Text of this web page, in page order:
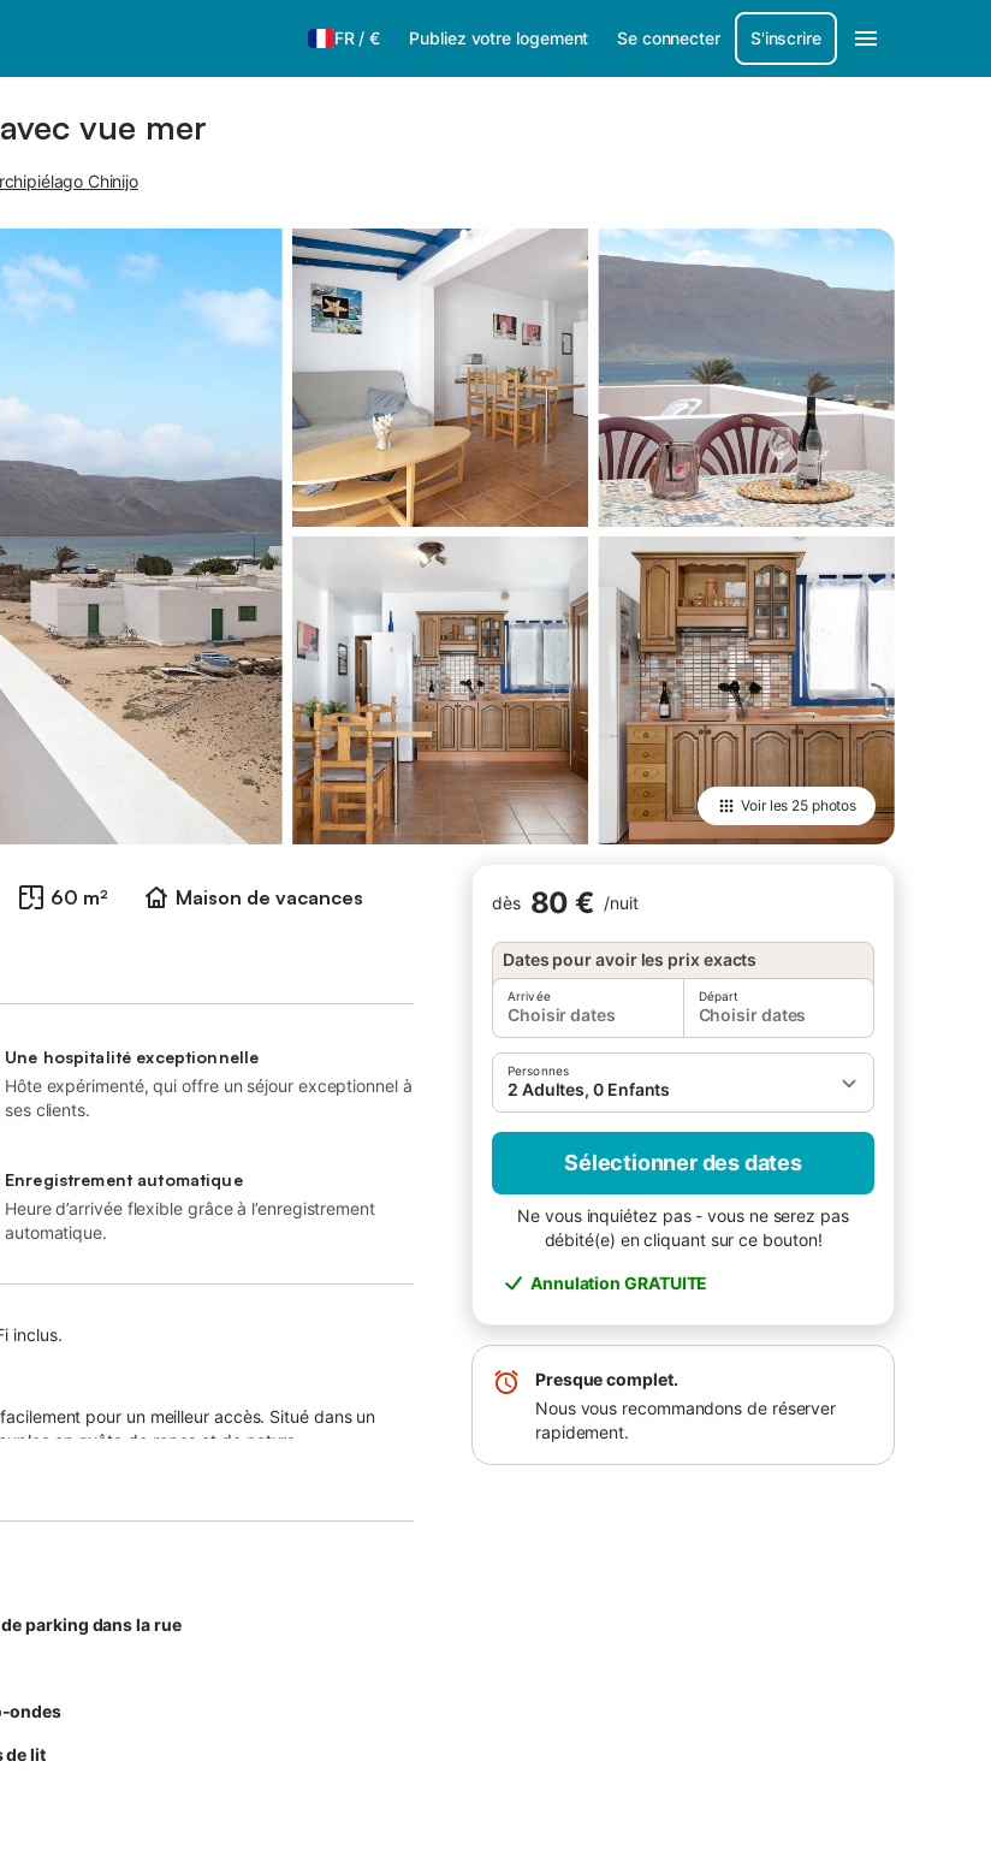
FR/€ Publiez votre logement Se connecter S'inscrire
vue mer
Chinijo
Voir les 25 photos
60 m²
Maison de vacances
dès 80 € /nuit
Dates pour avoir les prix exacts
Arrivée
Choisir dates
Départ
Choisir dates
Personnes
2 Adultes, 0 Enfants
Sélectionner des dates
Ne vous inquiétez pas - vous ne serez pas
débité(e) en cliquant sur ce bouton!
Annulation GRATUITE
Presque complet.
Nous vous recommandons de réserver
rapidement.
Une hospitalité exceptionnelle
Hôte expérimenté, qui offre un séjour exceptionnel à
ses clients.
Enregistrement automatique
Heure d’arrivée flexible grâce à l’enregistrement
automatique.
inclus.
pour un meilleur accès. Situé dans un
en quête de repos et de nature.
avec un accès facile aux plages et aux
une solution.
parking dans la rue
ondes
de lit